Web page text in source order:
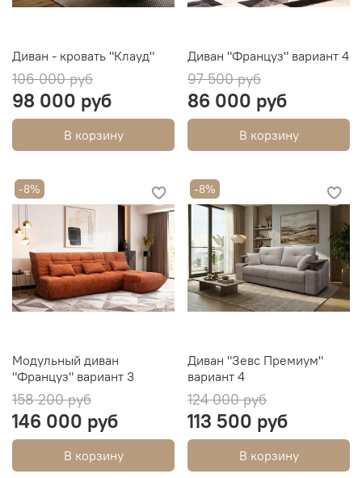
Диван - кровать "Клауд"
106 000 руб
98 000 руб
В корзину
Диван "Француз" вариант 4
97 500 руб
86 000 руб
В корзину
-8%
Модульный диван
"Француз" вариант 3
158 200 руб
146 000 руб
В корзину
-8%
Диван "Зевс Премиум"
вариант 4
124 000 руб
113 500 руб
В корзину